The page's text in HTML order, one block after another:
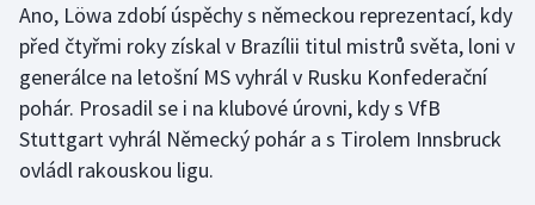
Ostatní
Ano, Löwa zdobí úspěchy s německou reprezentací, kdy
před čtyřmi roky získal v Brazílii titul mistrů světa, loni v
generálce na letošní MS vyhrál v Rusku Konfederační
pohár. Prosadil se i na klubové úrovni, kdy s VfB
Stuttgart vyhrál Německý pohár a s Tirolem Innsbruck
ovládl rakouskou ligu.